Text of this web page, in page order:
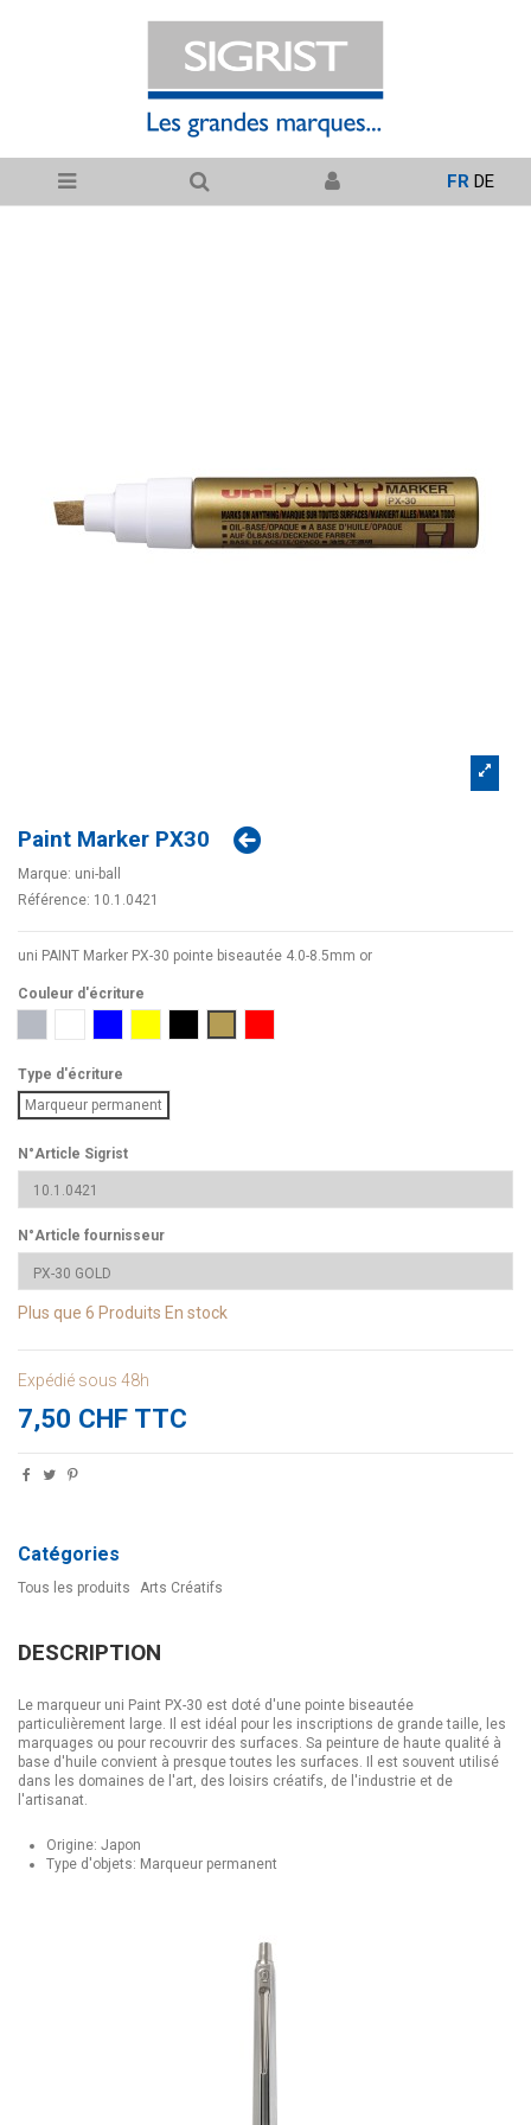
FR DE
Paint Marker PX30
Marque: uni-ball
Référence: 10.1.0421
uni PAINT Marker PX-30 pointe biseautée 4.0-8.5mm or
Couleur d'écriture
Type d'écriture
Marqueur permanent
N°Article Sigrist
N°Article fournisseur
Plus que 6 Produits En stock
Expédié sous 48h
7,50 CHF TTC
Catégories
Tous les produits Arts Créatifs
DESCRIPTION
Le marqueur uni Paint PX-30 est doté d'une pointe biseautée
particulièrement large. Il est idéal pour les inscriptions de grande taille, les
marquages ou pour recouvrir des surfaces. Sa peinture de haute qualité à
base d'huile convient à presque toutes les surfaces. Il est souvent utilisé
dans les domaines de l'art, des loisirs créatifs, de l'industrie et de
l'artisanat.
Origine: Japon
Type d'objets: Marqueur permanent